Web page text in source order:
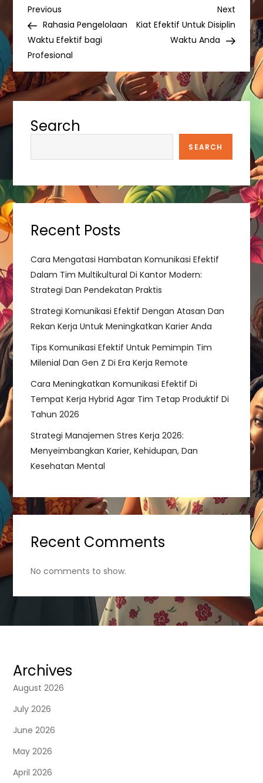
P
o
s
t
n
a
v
i
g
a
t
i
o
n
Previous
Post
Previous
Rahasia Pengelolaan
Waktu Efektif bagi
Profesional
Next
Post
Next
Kiat Efektif Untuk Disiplin
Waktu Anda
Search
SEARCH
Recent Posts
Cara Mengatasi Hambatan Komunikasi Efektif
Dalam Tim Multikultural Di Kantor Modern:
Strategi Dan Pendekatan Praktis
Strategi Komunikasi Efektif Dengan Atasan Dan
Rekan Kerja Untuk Meningkatkan Karier Anda
Tips Komunikasi Efektif Untuk Pemimpin Tim
Milenial Dan Gen Z Di Era Kerja Remote
Cara Meningkatkan Komunikasi Efektif Di
Tempat Kerja Hybrid Agar Tim Tetap Produktif Di
Tahun 2026
Strategi Manajemen Stres Kerja 2026:
Menyeimbangkan Karier, Kehidupan, Dan
Kesehatan Mental
Recent Comments
No comments to show.
Archives
August 2026
July 2026
June 2026
May 2026
April 2026